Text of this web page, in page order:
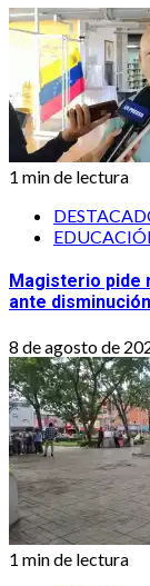
1 min de lectura
Magisterio pide
ante
8 de agosto de
1 min de lectura